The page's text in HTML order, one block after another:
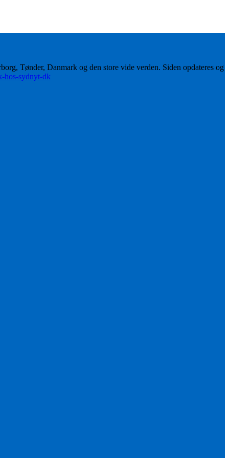
Tønder, Danmark og den store vide verden. Siden opdateres og
hos-sydnyt-dk